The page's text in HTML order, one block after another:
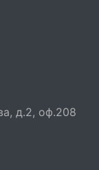
д.2, оф.208